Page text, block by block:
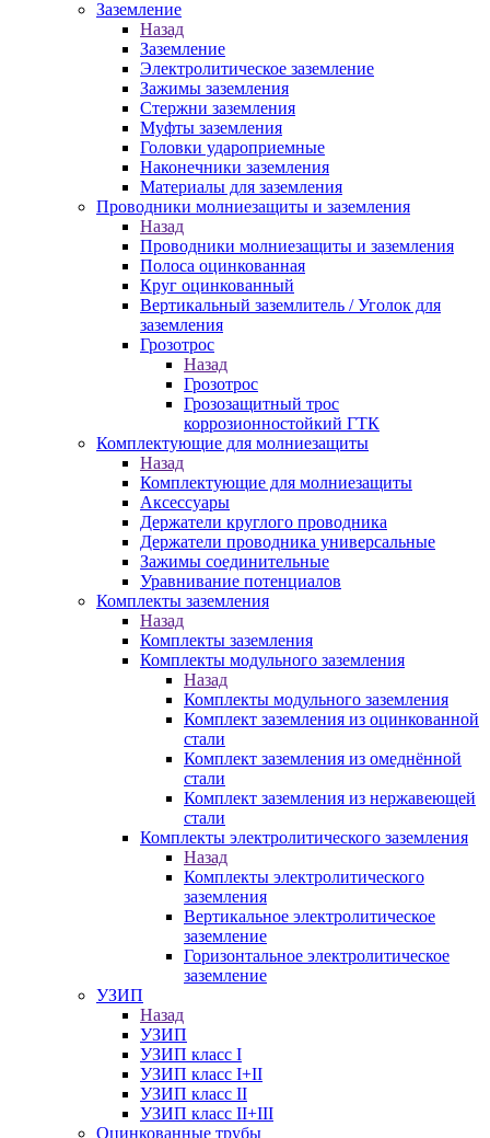
Заземление
Назад
Заземление
Электролитическое заземление
Зажимы заземления
Стержни заземления
Муфты заземления
Головки удароприемные
Наконечники заземления
Материалы для заземления
Проводники молниезащиты и заземления
Назад
Проводники молниезащиты и заземления
Полоса оцинкованная
Круг оцинкованный
Вертикальный заземлитель / Уголок для
заземления
Грозотрос
Назад
Грозотрос
Грозозащитный трос
коррозионностойкий ГТК
Комплектующие для молниезащиты
Назад
Комплектующие для молниезащиты
Аксессуары
Держатели круглого проводника
Держатели проводника универсальные
Зажимы соединительные
Уравнивание потенциалов
Комплекты заземления
Назад
Комплекты заземления
Комплекты модульного заземления
Назад
Комплекты модульного заземления
Комплект заземления из оцинкованной
стали
Комплект заземления из омеднённой
стали
Комплект заземления из нержавеющей
стали
Комплекты электролитического заземления
Назад
Комплекты электролитического
заземления
Вертикальное электролитическое
заземление
Горизонтальное электролитическое
заземление
УЗИП
Назад
УЗИП
УЗИП класс I
УЗИП класс I+II
УЗИП класс II
УЗИП класс II+III
Оцинкованные трубы